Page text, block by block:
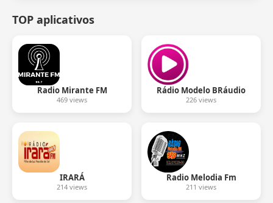
TOP aplicativos
Radio Mirante FM
469 views
Rádio Modelo BRáudio
226 views
IRARÁ
214 views
Radio Melodia Fm
211 views